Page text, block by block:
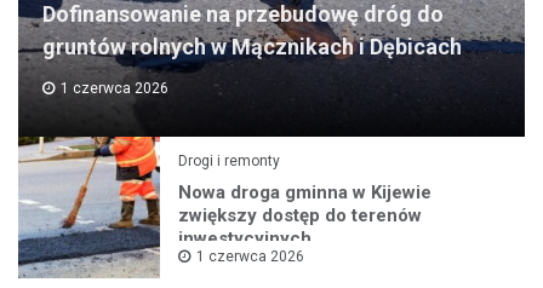
Dofinansowanie na przebudowę dróg do
gruntów rolnych w Mącznikach i Dębicach
1 czerwca 2026
Drogi i remonty
Nowa droga gminna w Kijewie
zwiększy dostęp do terenów
inwestycyjnych
1 czerwca 2026